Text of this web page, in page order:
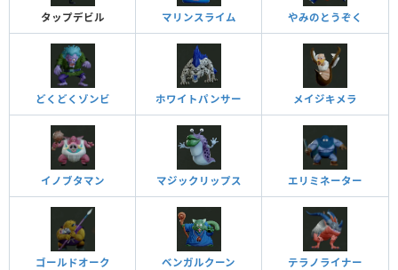
タップデビル マリンスライム やみのとうぞく
どくどくゾンビ ホワイトパンサー メイジキメラ
イノブタマン マジックリップス エリミネーター
ゴールドオーク ベンガルクーン テラノライナー